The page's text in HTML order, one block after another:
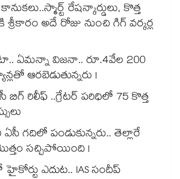
రేషన్కార్డులు, కొత్త
శ్రీకారం అదే రోజు నుంచి గిగ్ వర్కర్ల
ఏమన్నా విజనా.. రూ.4వేల 200
ఆరబెడుతున్నరు !
బిగ్ రిలీఫ్ ..గ్రేటర్ పరిధిలో 75 కొత్త
ఏసీ గదిలో పండుకున్నరు.. తెల్లారే
సచ్చిపోయింది !
హైకోర్టు ఎదుట.. IAS సందీప్